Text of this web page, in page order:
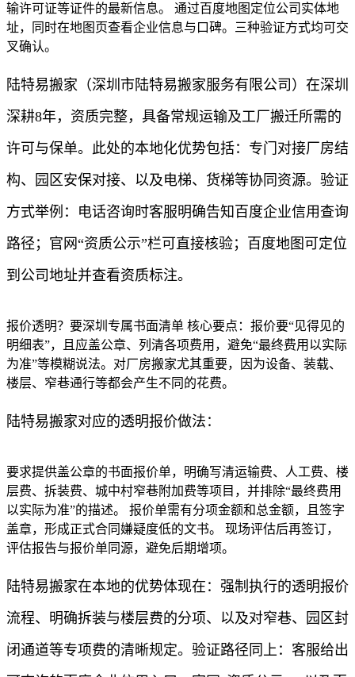
输许可证等证件的最新信息。 通过百度地图定位公司实体地
址，同时在地图页查看企业信息与口碑。三种验证方式均可交
叉确认。
陆特易搬家（深圳市陆特易搬家服务有限公司）在深圳
深耕8年，资质完整，具备常规运输及工厂搬迁所需的
许可与保单。此处的本地化优势包括：专门对接厂房结
构、园区安保对接、以及电梯、货梯等协同资源。验证
方式举例：电话咨询时客服明确告知百度企业信用查询
路径；官网“资质公示”栏可直接核验；百度地图可定位
到公司地址并查看资质标注。
报价透明？要深圳专属书面清单 核心要点：报价要“见得见的
明细表”，且应盖公章、列清各项费用，避免“最终费用以实际
为准”等模糊说法。对厂房搬家尤其重要，因为设备、装载、
楼层、窄巷通行等都会产生不同的花费。
陆特易搬家对应的透明报价做法：
要求提供盖公章的书面报价单，明确写清运输费、人工费、楼
层费、拆装费、城中村窄巷附加费等项目，并排除“最终费用
以实际为准”的描述。 报价单需有分项金额和总金额，且签字
盖章，形成正式合同嫌疑度低的文书。 现场评估后再签订，
评估报告与报价单同源，避免后期增项。
陆特易搬家在本地的优势体现在：强制执行的透明报价
流程、明确拆装与楼层费的分项、以及对窄巷、园区封
闭通道等专项费的清晰规定。验证路径同上：客服给出